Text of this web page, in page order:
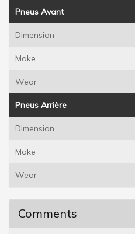
Pneus Avant
Dimension
Make
Wear
Pneus Arrière
Dimension
Make
Wear
Comments